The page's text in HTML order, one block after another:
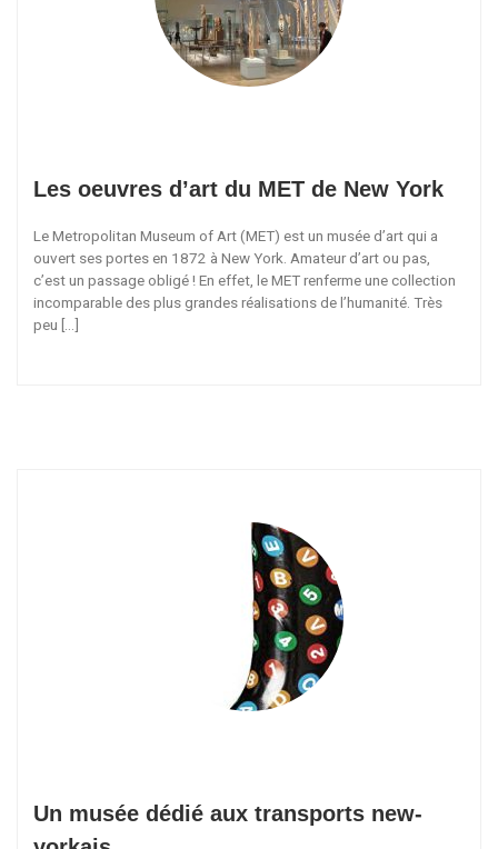
Les oeuvres d’art du MET de New York
Le Metropolitan Museum of Art (MET) est un musée d’art qui a
ouvert ses portes en 1872 à New York. Amateur d’art ou pas,
c’est un passage obligé ! En effet, le MET renferme une collection
incomparable des plus grandes réalisations de l’humanité. Très
peu […]
Un musée dédié aux transports new-